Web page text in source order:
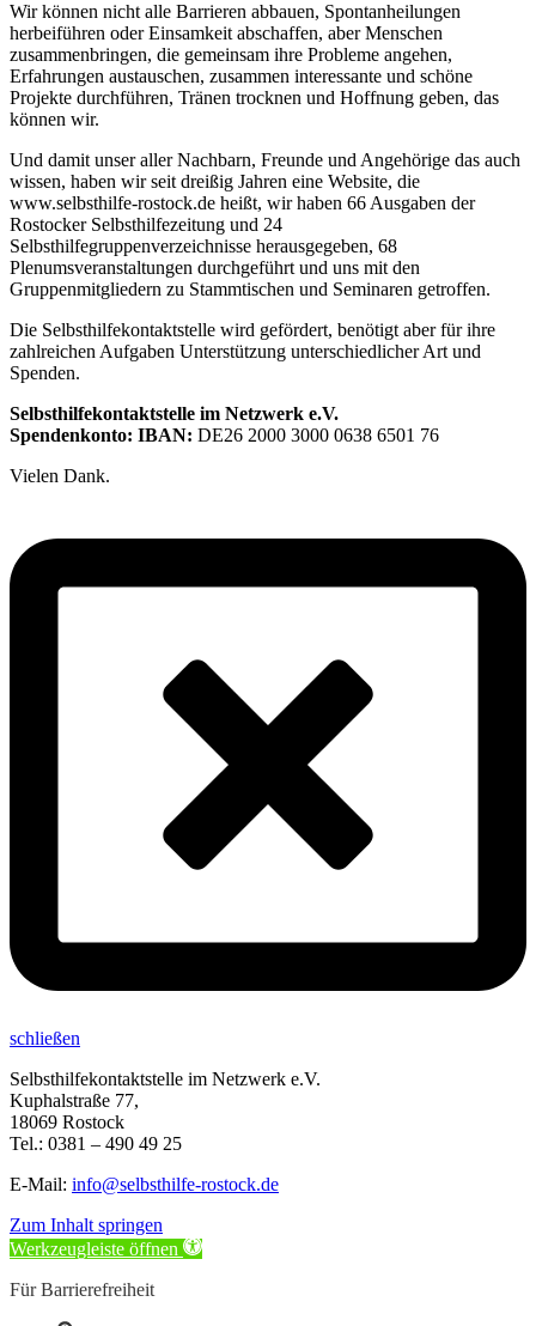
Wir können nicht alle Barrieren abbauen, Spontanheilungen
herbeiführen oder Einsamkeit abschaffen, aber Menschen
zusammenbringen, die gemeinsam ihre Probleme angehen,
Erfahrungen austauschen, zusammen interessante und schöne
Projekte durchführen, Tränen trocknen und Hoffnung geben, das
können wir.
Und damit unser aller Nachbarn, Freunde und Angehörige das auch
wissen, haben wir seit dreißig Jahren eine Website, die
www.selbsthilfe-rostock.de heißt, wir haben 66 Ausgaben der
Rostocker Selbsthilfezeitung und 24
Selbsthilfegruppenverzeichnisse herausgegeben, 68
Plenumsveranstaltungen durchgeführt und uns mit den
Gruppenmitgliedern zu Stammtischen und Seminaren getroffen.
Die Selbsthilfekontaktstelle wird gefördert, benötigt aber für ihre
zahlreichen Aufgaben Unterstützung unterschiedlicher Art und
Spenden.
Selbsthilfekontaktstelle im Netzwerk e.V.
Spendenkonto: IBAN: DE26 2000 3000 0638 6501 76
Vielen Dank.
schließen
Selbsthilfekontaktstelle im Netzwerk e.V.
Kuphalstraße 77,
18069 Rostock
Tel.: 0381 – 490 49 25
E-Mail: info@selbsthilfe-rostock.de
Zum Inhalt springen
Werkzeugleiste öffnen
Für Barrierefreiheit